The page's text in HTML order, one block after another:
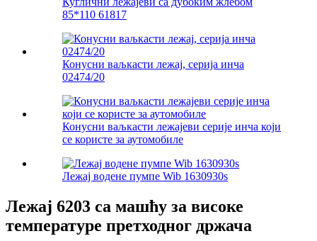
85*110 61817
Конусни ваљкасти лежај, серија инча
02474/20
Конусни ваљкасти лежајеви серије инча који
се користе за аутомобиле
Лежај водене пумпе Wib 1630930s
Лежај 6203 са машћу за високе
температуре претходног држача